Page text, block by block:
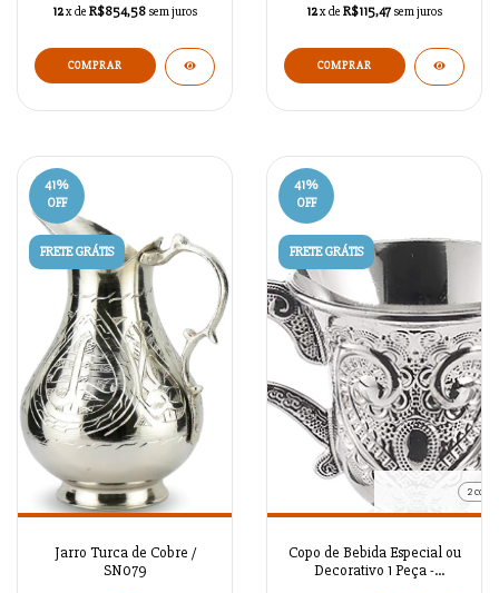
12x de R$854,58 sem juros
COMPRAR
12x de R$115,47 sem juros
COMPRAR
41%
OFF
FRETE GRÁTIS
Jarro Turca de Cobre /
SN079
41%
OFF
FRETE GRÁTIS
2 cores
Copo de Bebida Especial ou
Decorativo 1 Peça -